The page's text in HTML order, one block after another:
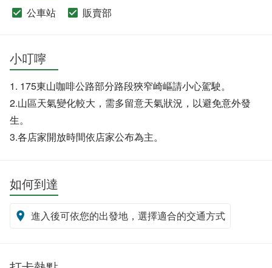
公車站 販賣部
小叮嚀
1. 175東山咖啡公路部分路段狹窄崎嶇請小心駕駛。
2.山區天氣變化較大，需多留意天氣狀況，以避免意外發
生。
3.各店家開放時間依店家公布為主。
如何到達
進入後可依您的出發地，選擇適合的交通方式